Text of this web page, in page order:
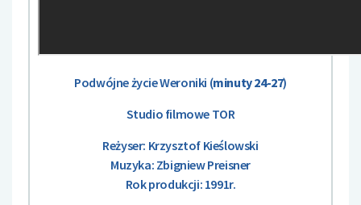
Podwójne życie Weroniki (minuty 24-27)
Studio filmowe TOR
Reżyser: Krzysztof Kieślowski
Muzyka: Zbigniew Preisner
Rok produkcji: 1991r.